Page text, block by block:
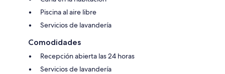
Piscina al aire libre
Servicios de lavandería
Comodidades
Recepción abierta las 24 horas
Servicios de lavandería